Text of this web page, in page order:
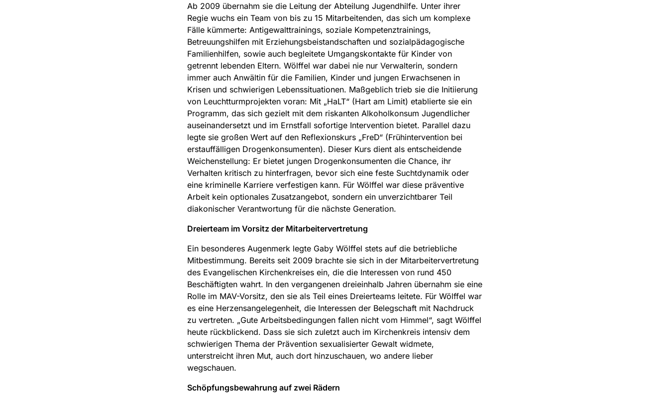
Ab 2009 übernahm sie die Leitung der Abteilung Jugendhilfe. Unter ihrer
Regie wuchs ein Team von bis zu 15 Mitarbeitenden, das sich um komplexe
Fälle kümmerte: Antigewalttrainings, soziale Kompetenztrainings,
Betreuungshilfen mit Erziehungsbeistandschaften und sozialpädagogische
Familienhilfen, sowie auch begleitete Umgangskontakte für Kinder von
getrennt lebenden Eltern. Wölffel war dabei nie nur Verwalterin, sondern
immer auch Anwältin für die Familien, Kinder und jungen Erwachsenen in
Krisen und schwierigen Lebenssituationen. Maßgeblich trieb sie die Initiierung
von Leuchtturmprojekten voran: Mit „HaLT“ (Hart am Limit) etablierte sie ein
Programm, das sich gezielt mit dem riskanten Alkoholkonsum Jugendlicher
auseinandersetzt und im Ernstfall sofortige Intervention bietet. Parallel dazu
legte sie großen Wert auf den Reflexionskurs „FreD“ (Frühintervention bei
erstauffälligen Drogenkonsumenten). Dieser Kurs dient als entscheidende
Weichenstellung: Er bietet jungen Drogenkonsumenten die Chance, ihr
Verhalten kritisch zu hinterfragen, bevor sich eine feste Suchtdynamik oder
eine kriminelle Karriere verfestigen kann. Für Wölffel war diese präventive
Arbeit kein optionales Zusatzangebot, sondern ein unverzichtbarer Teil
diakonischer Verantwortung für die nächste Generation.
Dreierteam im Vorsitz der Mitarbeitervertretung
Ein besonderes Augenmerk legte Gaby Wölffel stets auf die betriebliche
Mitbestimmung. Bereits seit 2009 brachte sie sich in der Mitarbeitervertretung
des Evangelischen Kirchenkreises ein, die die Interessen von rund 450
Beschäftigten wahrt. In den vergangenen dreieinhalb Jahren übernahm sie eine
Rolle im MAV-Vorsitz, den sie als Teil eines Dreierteams leitete. Für Wölffel war
es eine Herzensangelegenheit, die Interessen der Belegschaft mit Nachdruck
zu vertreten. „Gute Arbeitsbedingungen fallen nicht vom Himmel“, sagt Wölffel
heute rückblickend. Dass sie sich zuletzt auch im Kirchenkreis intensiv dem
schwierigen Thema der Prävention sexualisierter Gewalt widmete,
unterstreicht ihren Mut, auch dort hinzuschauen, wo andere lieber
wegschauen.
Schöpfungsbewahrung auf zwei Rädern